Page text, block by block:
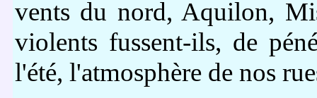
vents du nord, Aquilon,
violents fussent-ils, de
l'été, l'atmosphère de nos